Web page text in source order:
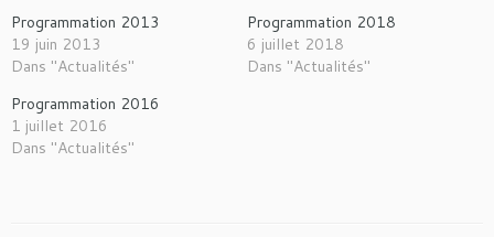
Programmation 2013
19 juin 2013
Dans "Actualités"
Programmation 2018
6 juillet 2018
Dans "Actualités"
Programmation 2016
1 juillet 2016
Dans "Actualités"